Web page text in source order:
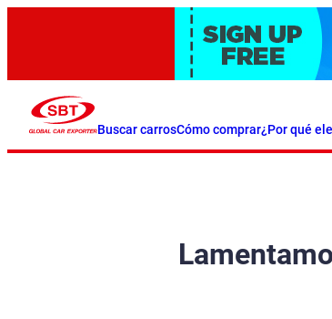
Buscar carrosCómo comprar¿Por qué